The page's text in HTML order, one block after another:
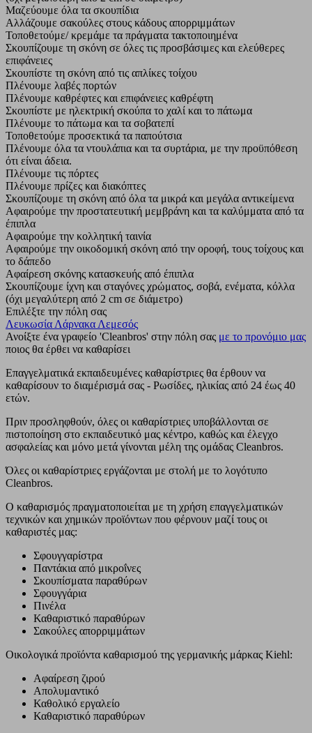
Μαζεύουμε όλα τα σκουπίδια
Αλλάζουμε σακούλες στους κάδους απορριμμάτων
Τοποθετούμε/ κρεμάμε τα πράγματα τακτοποιημένα
Σκουπίζουμε τη σκόνη σε όλες τις προσβάσιμες και ελεύθερες
επιφάνειες
Σκουπίστε τη σκόνη από τις απλίκες τοίχου
Πλένουμε λαβές πορτών
Πλένουμε καθρέφτες και επιφάνειες καθρέφτη
Σκουπίστε με ηλεκτρική σκούπα το χαλί και το πάτωμα
Πλένουμε το πάτωμα και τα σοβατεπί
Τοποθετούμε προσεκτικά τα παπούτσια
Πλένουμε όλα τα ντουλάπια και τα συρτάρια, με την προϋπόθεση
ότι είναι άδεια.
Πλένουμε τις πόρτες
Πλένουμε πρίζες και διακόπτες
Σκουπίζουμε τη σκόνη από όλα τα μικρά και μεγάλα αντικείμενα
Αφαιρούμε την προστατευτική μεμβράνη και τα καλύμματα από τα
έπιπλα
Αφαιρούμε την κολλητική ταινία
Αφαιρούμε την οικοδομική σκόνη από την οροφή, τους τοίχους και
το δάπεδο
Αφαίρεση σκόνης κατασκευής από έπιπλα
Σκουπίζουμε ίχνη και σταγόνες χρώματος, σοβά, ενέματα, κόλλα
(όχι μεγαλύτερη από 2 cm σε διάμετρο)
Επιλέξτε την πόλη σας
Λευκωσία Λάρνακα Λεμεσός
Ανοίξτε ένα γραφείο 'Cleanbros' στην πόλη σας με το προνόμιο μας
ποιος θα έρθει να καθαρίσει
Επαγγελματικά εκπαιδευμένες καθαρίστριες θα έρθουν να
καθαρίσουν το διαμέρισμά σας - Ρωσίδες, ηλικίας από 24 έως 40
ετών.
Πριν προσληφθούν, όλες οι καθαρίστριες υποβάλλονται σε
πιστοποίηση στο εκπαιδευτικό μας κέντρο, καθώς και έλεγχο
ασφαλείας και μόνο μετά γίνονται μέλη της ομάδας Cleanbros.
Όλες οι καθαρίστριες εργάζονται με στολή με το λογότυπο
Cleanbros.
Ο καθαρισμός πραγματοποιείται με τη χρήση επαγγελματικών
τεχνικών και χημικών προϊόντων που φέρνουν μαζί τους οι
καθαριστές μας:
Σφουγγαρίστρα
Παντάκια από μικροΐνες
Σκουπίσματα παραθύρων
Σφουγγάρια
Πινέλα
Καθαριστικό παραθύρων
Σακούλες απορριμμάτων
Οικολογικά προϊόντα καθαρισμού της γερμανικής μάρκας Kiehl:
Αφαίρεση ζιρού
Απολυμαντικό
Καθολικό εργαλείο
Καθαριστικό παραθύρων